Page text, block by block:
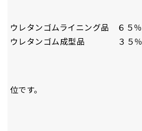
ウレタンゴムライニング品 ６５％
ウレタンゴム成型品 ３５％
位です。